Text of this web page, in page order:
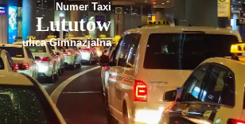
Numer Taxi
Lututów
ulica Gimnazjalna